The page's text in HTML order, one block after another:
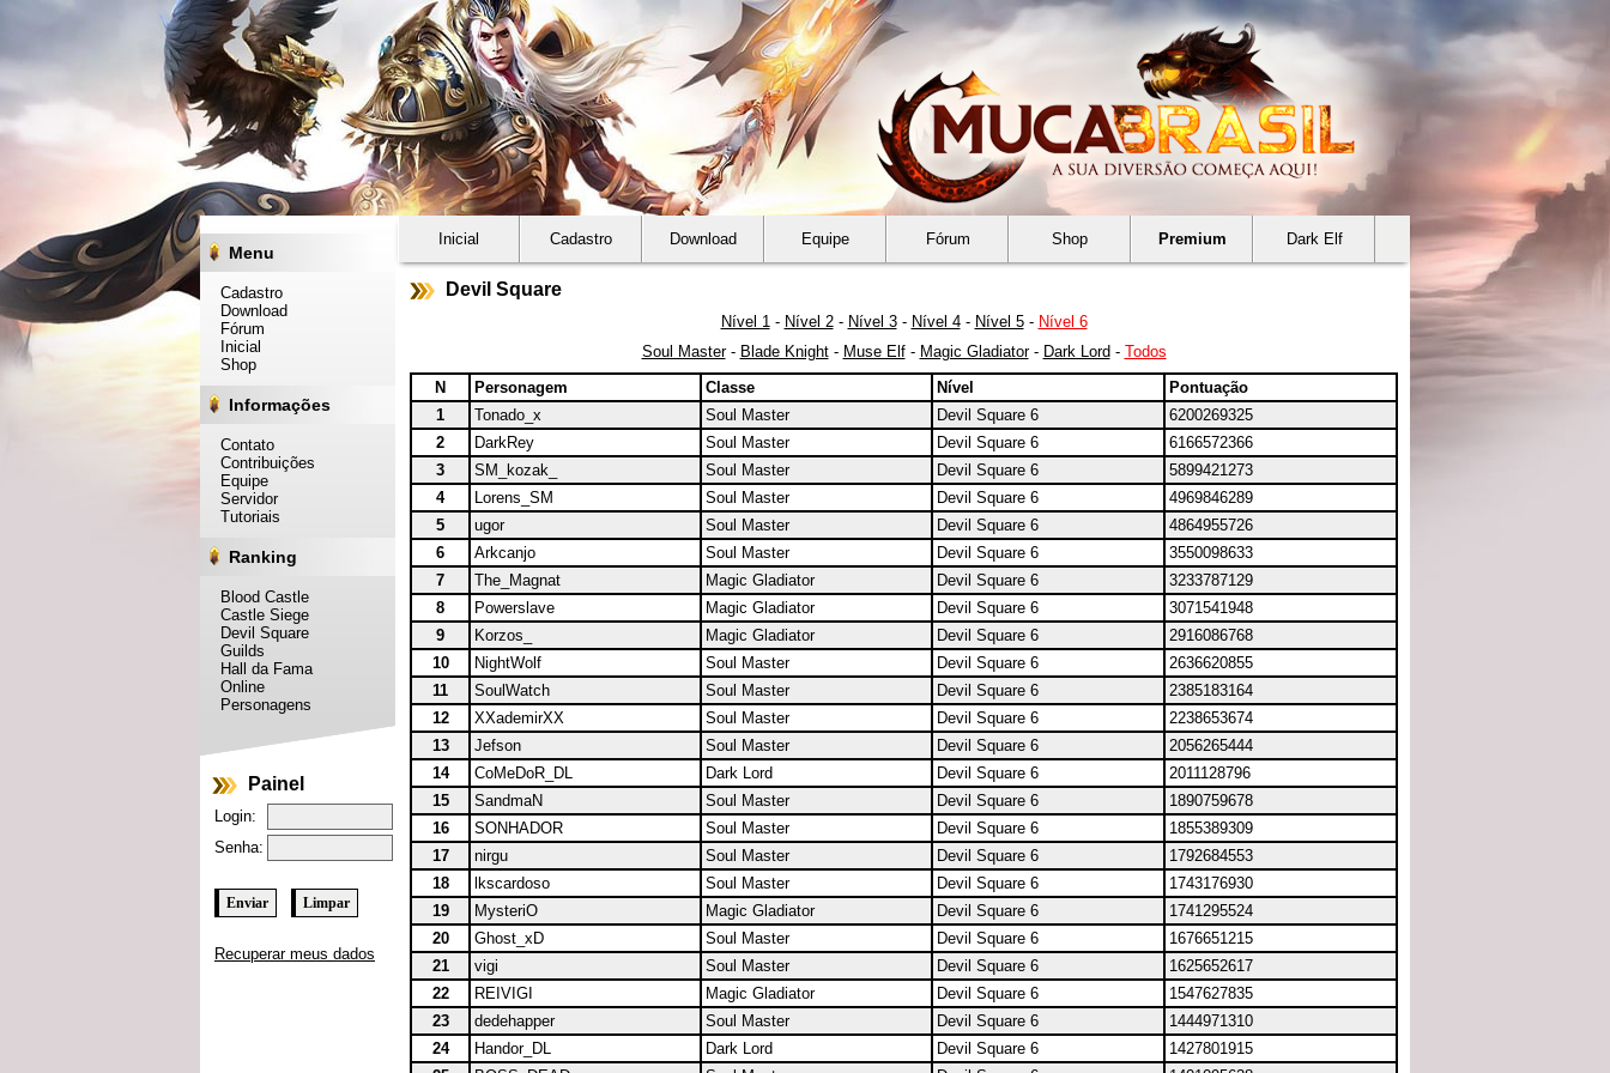
Menu
Cadastro
Download
Fórum
Inicial
Shop
Informações
Contato
Contribuições
Equipe
Servidor
Tutoriais
Ranking
Blood Castle
Castle Siege
Devil Square
Guilds
Hall da Fama
Online
Personagens
Inicial Cadastro Download Equipe Fórum Shop Premium Dark Elf
Devil Square
Nível 1- Nível 2- Nível 3- Nível 4- Nível 5- Nível 6
Soul Master- Blade Knight- Muse Elf- Magic Gladiator- Dark Lord - Todos
N
Personagem Classe Nível
Pontuação
1
Tonado_x Soul Master Devil Square 6
6200269325
2
DarkRey Soul Master Devil Square 6
6166572366
3
SM_kozak_ Soul Master Devil Square 6
5899421273
4
Lorens_SM Soul Master Devil Square 6
4969846289
5
ugor Soul Master Devil Square 6
4864955726
6
Arkcanjo Soul Master Devil Square 6
3550098633
7
The_Magnat Magic Gladiator Devil Square 6
3233787129
8
Powerslave Magic Gladiator Devil Square 6
3071541948
9
Korzos_ Magic Gladiator Devil Square 6
2916086768
10
NightWolf Soul Master Devil Square 6
2636620855
11
SoulWatch Soul Master Devil Square 6
2385183164
12
XXademirXX Soul Master Devil Square 6
2238653674
13
Jefson Soul Master Devil Square 6
2056265444
14
CoMeDoR_DL Dark Lord Devil Square 6
2011128796
15
SandmaN Soul Master Devil Square 6
1890759678
16
SONHADOR Soul Master Devil Square 6
1855389309
17
nirgu Soul Master Devil Square 6
1792684553
18
lkscardoso Soul Master Devil Square 6
1743176930
19
MysteriO Magic Gladiator Devil Square 6
1741295524
20
Ghost_xD Soul Master Devil Square 6
1676651215
21
vigi Soul Master Devil Square 6
1625652617
22
REIVIGI Magic Gladiator Devil Square 6
1547627835
23
dedehapper Soul Master Devil Square 6
1444971310
24
Handor_DL Dark Lord Devil Square 6
1427801915
Painel
Login:
Senha:
Recuperar meus dados